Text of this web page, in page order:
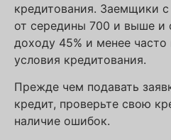
кредитования. Заемщики
от середины 700 и выше и
доходу 45% и менее
условия кредитования.
Прежде чем подавать
кредит, проверьте свою
наличие ошибок.